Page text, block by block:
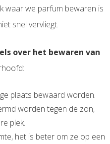
waar we parfum bewaren is
snel vervliegt.
over het bewaren van
plaats bewaard worden.
worden tegen de zon,
plek.
het is beter om ze op een